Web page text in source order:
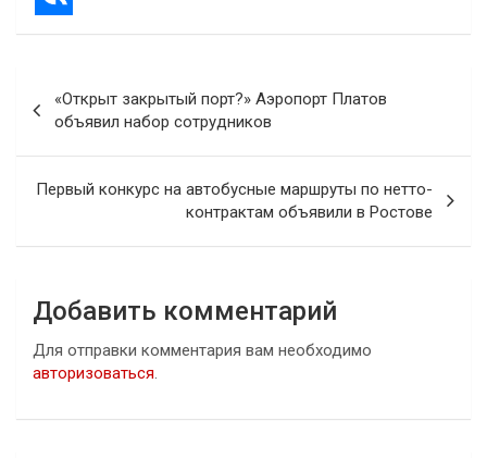
по
записям
«Открыт закрытый порт?» Аэропорт Платов
объявил набор сотрудников
Первый конкурс на автобусные маршруты по нетто-
контрактам объявили в Ростове
Добавить комментарий
Для отправки комментария вам необходимо
авторизоваться.